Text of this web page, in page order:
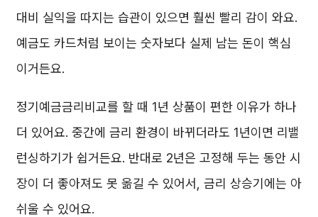
대비 실익을 따지는 습관이 있으면 훨씬 빨리 감이 와요.
예금도 카드처럼 보이는 숫자보다 실제 남는 돈이 핵심
이거든요.
정기예금금리비교를 할 때 1년 상품이 편한 이유가 하나
더 있어요. 중간에 금리 환경이 바뀌더라도 1년이면 리밸
런싱하기가 쉽거든요. 반대로 2년은 고정해 두는 동안 시
장이 더 좋아져도 못 옮길 수 있어서, 금리 상승기에는 아
쉬울 수 있어요.